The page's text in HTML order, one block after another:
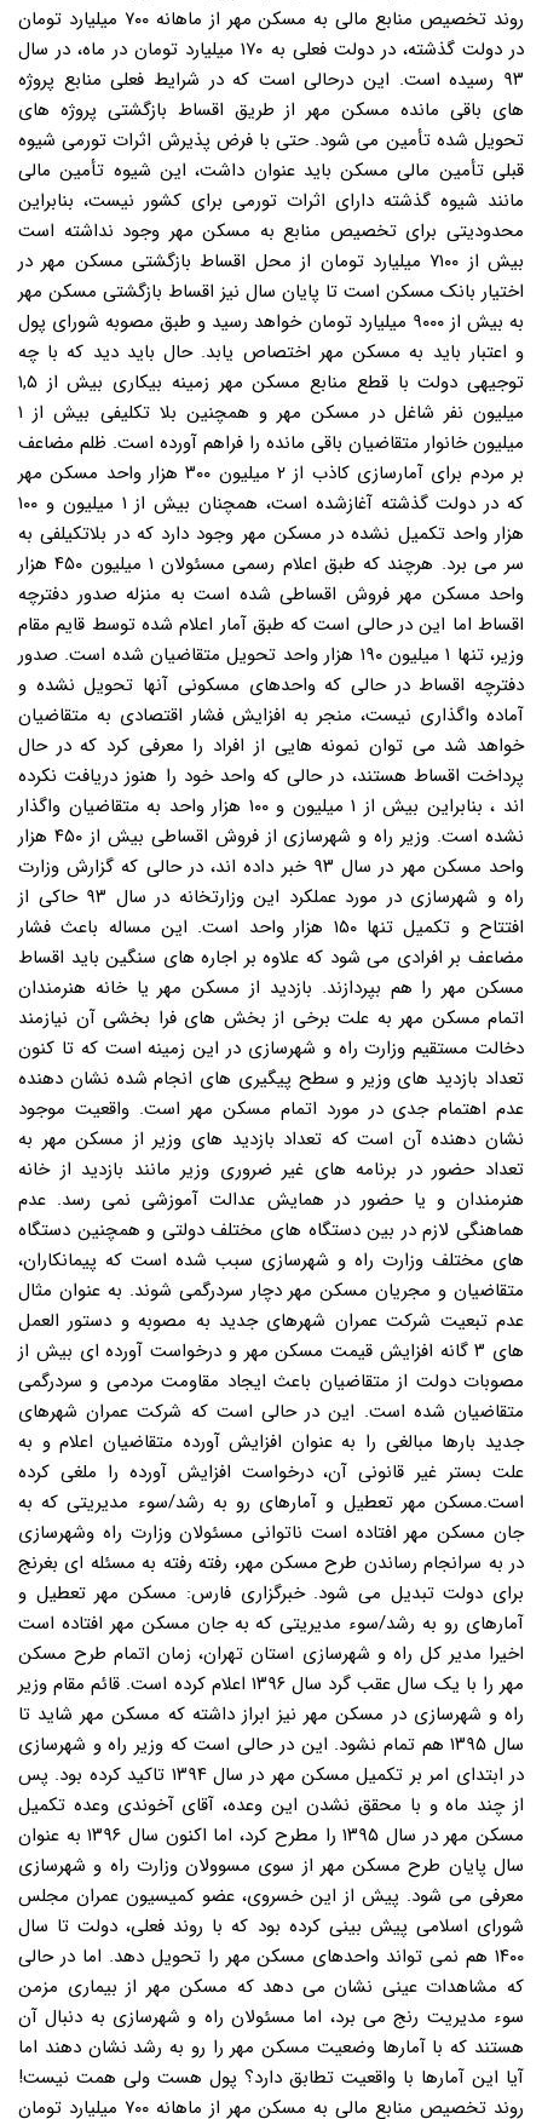
روند تخصیص منابع مالی به مسکن مهر از ماهانه ۷۰۰ میلیارد تومان
در دولت گذشته، در دولت فعلی به ۱۷۰ میلیارد تومان در ماه، در سال
۹۳ رسیده است. این درحالی است که در شرایط فعلی منابع پروژه
های باقی مانده مسکن مهر از طریق اقساط بازگشتی پروژه های
تحویل شده تأمین می شود. حتی با فرض پذیرش اثرات تورمی شیوه
قبلی تأمین مالی مسکن باید عنوان داشت، این شیوه تأمین مالی
مانند شیوه گذشته دارای اثرات تورمی برای کشور نیست، بنابراین
محدودیتی برای تخصیص منابع به مسکن مهر وجود نداشته است
بیش از ۷۱۰۰ میلیارد تومان از محل اقساط بازگشتی مسکن مهر در
اختیار بانک مسکن است تا پایان سال نیز اقساط بازگشتی مسکن مهر
به بیش از ۹۰۰۰ میلیارد تومان خواهد رسید و طبق مصوبه شورای پول
و اعتبار باید به مسکن مهر اختصاص یابد. حال باید دید که با چه
توجیهی دولت با قطع منابع مسکن مهر زمینه بیکاری بیش از ۱,۵
میلیون نفر شاغل در مسکن مهر و همچنین بلا تکلیفی بیش از ۱
میلیون خانوار متقاضیان باقی مانده را فراهم آورده است. ظلم مضاعف
بر مردم برای آمارسازی کاذب از ۲ میلیون ۳۰۰ هزار واحد مسکن مهر
که در دولت گذشته آغازشده است، همچنان بیش از ۱ میلیون و ۱۰۰
هزار واحد تکمیل نشده در مسکن مهر وجود دارد که در بلاتکیلفی به
سر می برد. هرچند که طبق اعلام رسمی مسئولان ۱ میلیون ۴۵۰ هزار
واحد مسکن مهر فروش اقساطی شده است به منزله صدور دفترچه
اقساط اما این در حالی است که طبق آمار اعلام شده توسط قایم مقام
وزیر، تنها ۱ میلیون ۱۹۰ هزار واحد تحویل متقاضیان شده است. صدور
دفترچه اقساط در حالی که واحدهای مسکونی آنها تحویل نشده و
آماده واگذاری نیست، منجر به افزایش فشار اقتصادی به متقاضیان
خواهد شد می توان نمونه هایی از افراد را معرفی کرد که در حال
پرداخت اقساط هستند، در حالی که واحد خود را هنوز دریافت نکرده
اند ، بنابراین بیش از ۱ میلیون و ۱۰۰ هزار واحد به متقاضیان واگذار
نشده است. وزیر راه و شهرسازی از فروش اقساطی بیش از ۴۵۰ هزار
واحد مسکن مهر در سال ۹۳ خبر داده اند، در حالی که گزارش وزارت
راه و شهرسازی در مورد عملکرد این وزارتخانه در سال ۹۳ حاکی از
افتتاح و تکمیل تنها ۱۵۰ هزار واحد است. این مساله باعث فشار
مضاعف بر افرادی می شود که علاوه بر اجاره های سنگین باید اقساط
مسکن مهر را هم بپردازند. بازدید از مسکن مهر یا خانه هنرمندان
اتمام مسکن مهر به علت برخی از بخش های فرا بخشی آن نیازمند
دخالت مستقیم وزارت راه و شهرسازی در این زمینه است که تا کنون
تعداد بازدید های وزیر و سطح پیگیری های انجام شده نشان دهنده
عدم اهتمام جدی در مورد اتمام مسکن مهر است. واقعیت موجود
نشان دهنده آن است که تعداد بازدید های وزیر از مسکن مهر به
تعداد حضور در برنامه های غیر ضروری وزیر مانند بازدید از خانه
هنرمندان و یا حضور در همایش عدالت آموزشی نمی رسد. عدم
هماهنگی لازم در بین دستگاه های مختلف دولتی و همچنین دستگاه
های مختلف وزارت راه و شهرسازی سبب شده است که پیمانکاران،
متقاضیان و مجریان مسکن مهر دچار سردرگمی شوند. به عنوان مثال
عدم تبعیت شرکت عمران شهرهای جدید به مصوبه و دستور العمل
های ۳ گانه افزایش قیمت مسکن مهر و درخواست آورده ای بیش از
مصوبات دولت از متقاضیان باعث ایجاد مقاومت مردمی و سردرگمی
متقاضیان شده است. این در حالی است که شرکت عمران شهرهای
جدید بارها مبالغی را به عنوان افزایش آورده متقاضیان اعلام و به
علت بستر غیر قانونی آن، درخواست افزایش آورده را ملغی کرده
است.مسکن مهر تعطیل و آمارهای رو به رشد/سوء مدیریتی که به
جان مسکن مهر افتاده است ناتوانی مسئولان وزارت راه وشهرسازی
در به سرانجام رساندن طرح مسکن مهر، رفته رفته به مسئله ای بغرنج
برای دولت تبدیل می شود. خبرگزاری فارس: مسکن مهر تعطیل و
آمارهای رو به رشد/سوء مدیریتی که به جان مسکن مهر افتاده است
اخیرا مدیر کل راه و شهرسازی استان تهران، زمان اتمام طرح مسکن
مهر را با یک سال عقب گرد سال ۱۳۹۶ اعلام کرده است. قائم مقام وزیر
راه و شهرسازی در مسکن مهر نیز ابراز داشته که مسکن مهر شاید تا
سال ۱۳۹۵ هم تمام نشود. این در حالی است که وزیر راه و شهرسازی
در ابتدای امر بر تکمیل مسکن مهر در سال ۱۳۹۴ تاکید کرده بود. پس
از چند ماه و با محقق نشدن این وعده، آقای آخوندی وعده تکمیل
مسکن مهر در سال ۱۳۹۵ را مطرح کرد، اما اکنون سال ۱۳۹۶ به عنوان
سال پایان طرح مسکن مهر از سوی مسوولان وزارت راه و شهرسازی
معرفی می شود. پیش از این خسروی، عضو کمیسیون عمران مجلس
شورای اسلامی پیش بینی کرده بود که با روند فعلی، دولت تا سال
۱۴۰۰ هم نمی تواند واحدهای مسکن مهر را تحویل دهد. اما در حالی
که مشاهدات عینی نشان می دهد که مسکن مهر از بیماری مزمن
سوء مدیریت رنج می برد، اما مسئولان راه و شهرسازی به دنبال آن
هستند که با آمارها وضعیت مسکن مهر را رو به رشد نشان دهند اما
آیا این آمارها با واقعیت تطابق دارد؟ پول هست ولی همت نیست!
روند تخصیص منابع مالی به مسکن مهر از ماهانه ۷۰۰ میلیارد تومان